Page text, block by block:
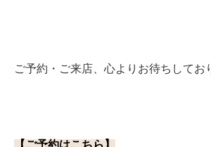
ご予約・ご来店、心よりお待ちしてお
【ご予約はこちら】